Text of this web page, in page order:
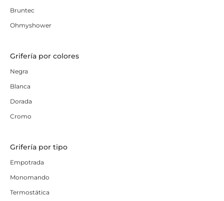
Bruntec
Ohmyshower
Grifería por colores
Negra
Blanca
Dorada
Cromo
Grifería por tipo
Empotrada
Monomando
Termostática